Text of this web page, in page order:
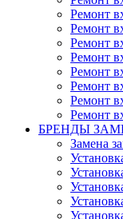
Ремонт
Ремонт
Ремонт
Ремонт
Ремонт
Ремонт
Ремонт
Ремонт
БРЕНДЫ
Замена